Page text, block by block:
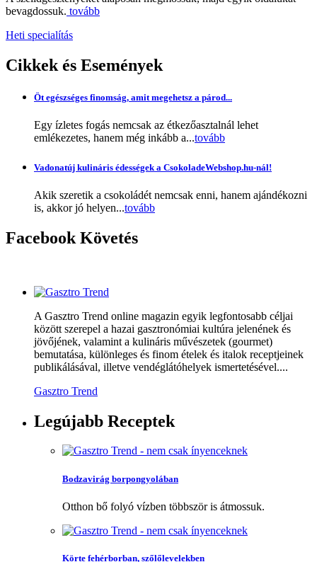
bevagdossuk. tovább
Heti specialítás
Cikkek és Események
Öt egészséges finomság, amit megehetsz a párod...
Egy ízletes fogás nemcsak az étkezőasztalnál lehet
emlékezetes, hanem még inkább a...tovább
Vadonatúj kulináris édességek a CsokoladeWebshop.hu-nál!
Akik szeretik a csokoládét nemcsak enni, hanem ajándékozni
is, akkor jó helyen...tovább
Facebook Követés
A Gasztro Trend online magazin egyik legfontosabb céljai
között szerepel a hazai gasztronómiai kultúra jelenének és
jövőjének, valamint a kulináris művészetek (gourmet)
bemutatása, különleges és finom ételek és italok receptjeinek
publikálásával, illetve vendéglátóhelyek ismertetésével....
Gasztro Trend
Legújabb Receptek
Bodzavirág borpongyolában
Otthon bő folyó vízben többször is átmossuk.
Körte fehérborban, szőlőlevelekben